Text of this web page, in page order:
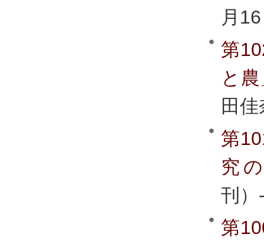
月
第
と
田
第
究
刊）
第